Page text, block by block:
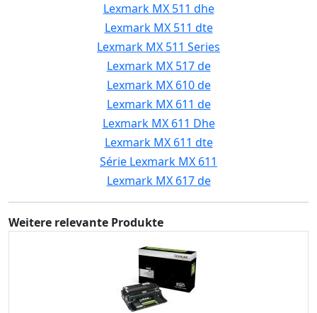
Lexmark MX 511 dhe
Lexmark MX 511 dte
Lexmark MX 511 Series
Lexmark MX 517 de
Lexmark MX 610 de
Lexmark MX 611 de
Lexmark MX 611 Dhe
Lexmark MX 611 dte
Série Lexmark MX 611
Lexmark MX 617 de
Weitere relevante Produkte